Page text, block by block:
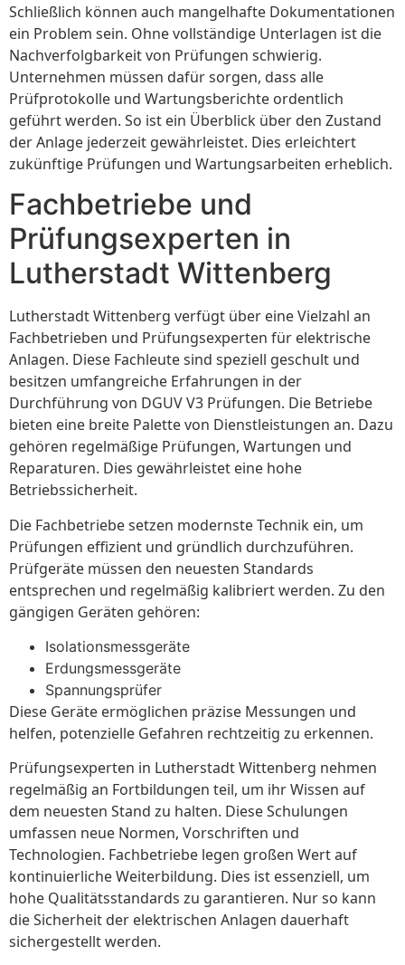
Schließlich können auch mangelhafte Dokumentationen
ein Problem sein. Ohne vollständige Unterlagen ist die
Nachverfolgbarkeit von Prüfungen schwierig.
Unternehmen müssen dafür sorgen, dass alle
Prüfprotokolle und Wartungsberichte ordentlich
geführt werden. So ist ein Überblick über den Zustand
der Anlage jederzeit gewährleistet. Dies erleichtert
zukünftige Prüfungen und Wartungsarbeiten erheblich.
Fachbetriebe und
Prüfungsexperten in
Lutherstadt Wittenberg
Lutherstadt Wittenberg verfügt über eine Vielzahl an
Fachbetrieben und Prüfungsexperten für elektrische
Anlagen. Diese Fachleute sind speziell geschult und
besitzen umfangreiche Erfahrungen in der
Durchführung von DGUV V3 Prüfungen. Die Betriebe
bieten eine breite Palette von Dienstleistungen an. Dazu
gehören regelmäßige Prüfungen, Wartungen und
Reparaturen. Dies gewährleistet eine hohe
Betriebssicherheit.
Die Fachbetriebe setzen modernste Technik ein, um
Prüfungen effizient und gründlich durchzuführen.
Prüfgeräte müssen den neuesten Standards
entsprechen und regelmäßig kalibriert werden. Zu den
gängigen Geräten gehören:
Isolationsmessgeräte
Erdungsmessgeräte
Spannungsprüfer
Diese Geräte ermöglichen präzise Messungen und
helfen, potenzielle Gefahren rechtzeitig zu erkennen.
Prüfungsexperten in Lutherstadt Wittenberg nehmen
regelmäßig an Fortbildungen teil, um ihr Wissen auf
dem neuesten Stand zu halten. Diese Schulungen
umfassen neue Normen, Vorschriften und
Technologien. Fachbetriebe legen großen Wert auf
kontinuierliche Weiterbildung. Dies ist essenziell, um
hohe Qualitätsstandards zu garantieren. Nur so kann
die Sicherheit der elektrischen Anlagen dauerhaft
sichergestellt werden.